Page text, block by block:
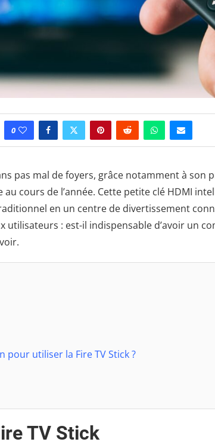
0
pas mal de foyers, grâce notamment à son
au cours de l’année. Cette petite clé HDMI
en un centre de divertissement
utilisateurs : est-il indispensable d’avoir un
pour utiliser la Fire TV Stick ?
TV Stick